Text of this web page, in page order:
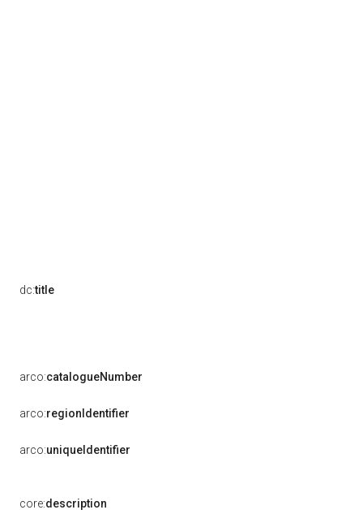
dc:title
arco:catalogueNumber
arco:regionIdentifier
arco:uniqueIdentifier
core:description